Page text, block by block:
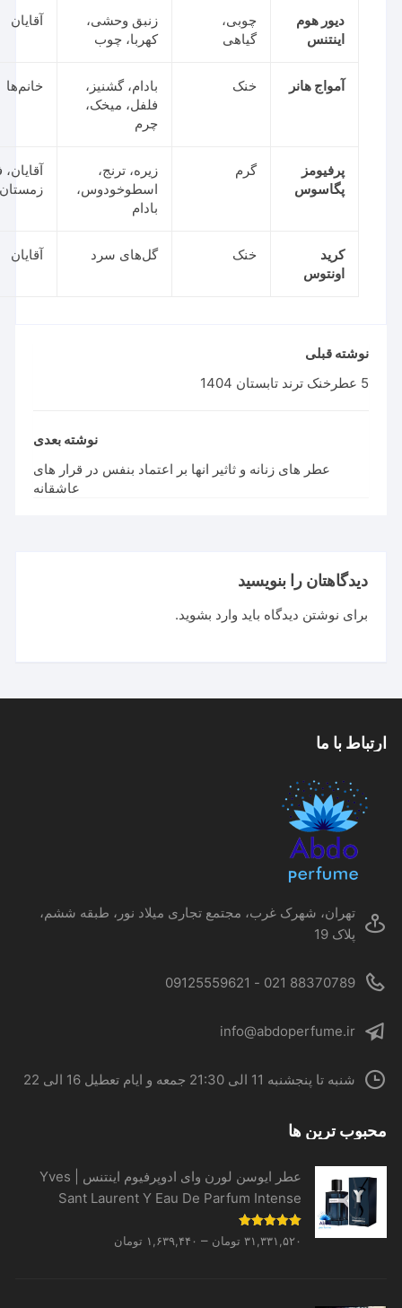
دیور هوم
چوبی،
زنبق وحشی،
کهربا، چوب
آمواج هانر خنک
بادام، گشنیز،
فلفل، میخک،
پرفیومز
پگاسوس
زیره، ترنج،
اسطوخودوس،
آقایان، فصل
زمستان
اونتوس
گل‌های سرد
قبلی
نوشته بعدی
عطر های زنانه و ثاثیر انها بر اعتماد بنفس در قرار های
عاشقانه
را بنویسید
نوشتن دیدگاه بایدوارد بشوید.
با ما
تهران، شهرک غرب، مجتمع تجاری میلاد نور، طبقه ششم،
پلاک 19
88370789 021 - 09125559621
info@abdoperfume.ir
شنبه تا پنجشنبه 11 الی 21:30 جمعه و ایام تعطیل 16 الی 22
ترین ها
عطر ایوسن لورن وای ادوپرفیوم اینتنس | Yves
Sant Laurent Y Eau De Parfum Intense
نمره
5.00
۳۱,۳۳۱,۵۲۰ تومان – ۱,۶۳۹,۴۴۰ تومان Price